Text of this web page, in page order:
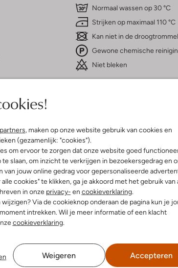
, maken op onze website gebruik van cookies en
(gezamenlijk: "cookies").
om ervoor te zorgen dat onze website goed
slaan, om inzicht te verkrijgen in bezoekersgedrag en
van jouw online gedrag voor gepersonaliseerde
cookies" te klikken, ga je akkoord met het gebruik van
in onze privacy- en cookieverklaring.
Via de cookieknop onderaan de pagina kun je
intrekken. Wil je meer informatie of een klacht
cookieverklaring.
Weigeren Accepteren
Normaal wassen op 30 °C
Strijken op maximaal 110 °C
Kan niet in de droogtrommel
Gewone chemische
Niet bleken